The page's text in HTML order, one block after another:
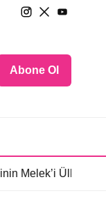
Abone Ol
Hilal Çiftçi’nin